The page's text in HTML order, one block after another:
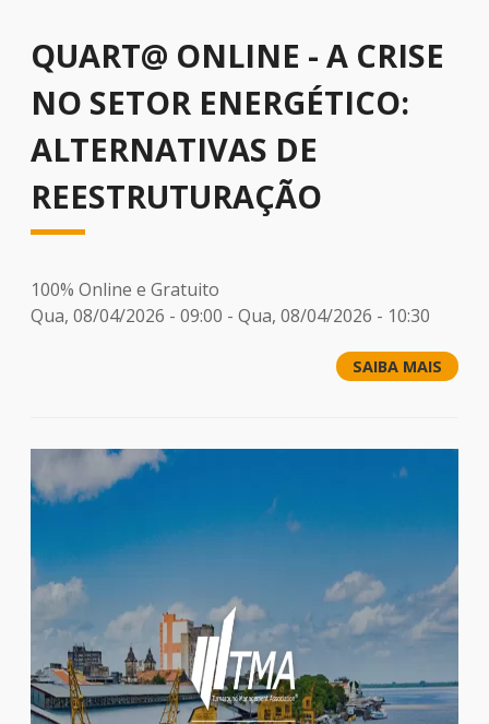
QUART@ ONLINE - A CRISE
NO SETOR ENERGÉTICO:
ALTERNATIVAS DE
REESTRUTURAÇÃO
100% Online e Gratuito
Qua, 08/04/2026 - 09:00 - Qua, 08/04/2026 - 10:30
SAIBA MAIS